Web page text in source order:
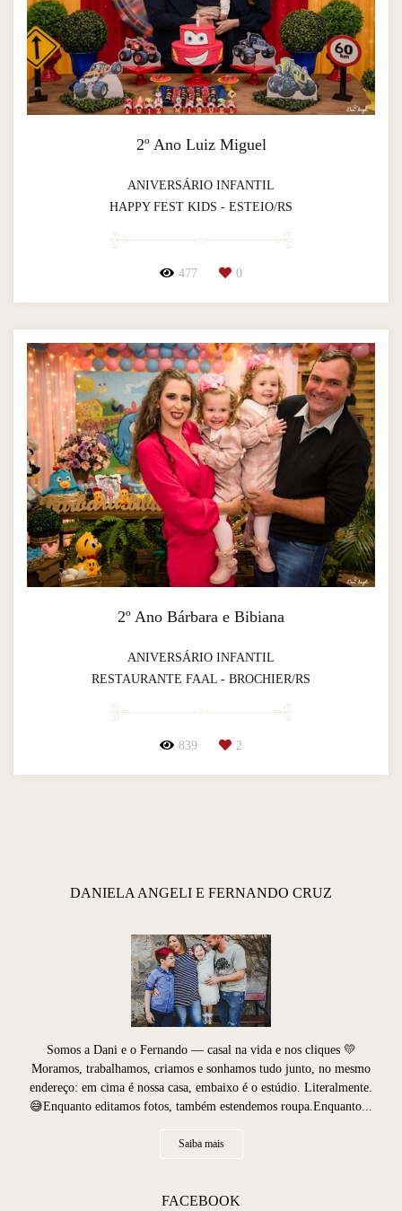
2º Ano Luiz Miguel
ANIVERSÁRIO INFANTIL
HAPPY FEST KIDS - ESTEIO/RS
477 0
2º Ano Bárbara e Bibiana
ANIVERSÁRIO INFANTIL
RESTAURANTE FAAL - BROCHIER/RS
839 2
DANIELA ANGELI E FERNANDO CRUZ
Somos a Dani e o Fernando — casal na vida e nos cliques 💛
Moramos, trabalhamos, criamos e sonhamos tudo junto, no mesmo
endereço: em cima é nossa casa, embaixo é o estúdio. Literalmente.
😅Enquanto editamos fotos, também estendemos roupa.Enquanto...
Saiba mais
FACEBOOK